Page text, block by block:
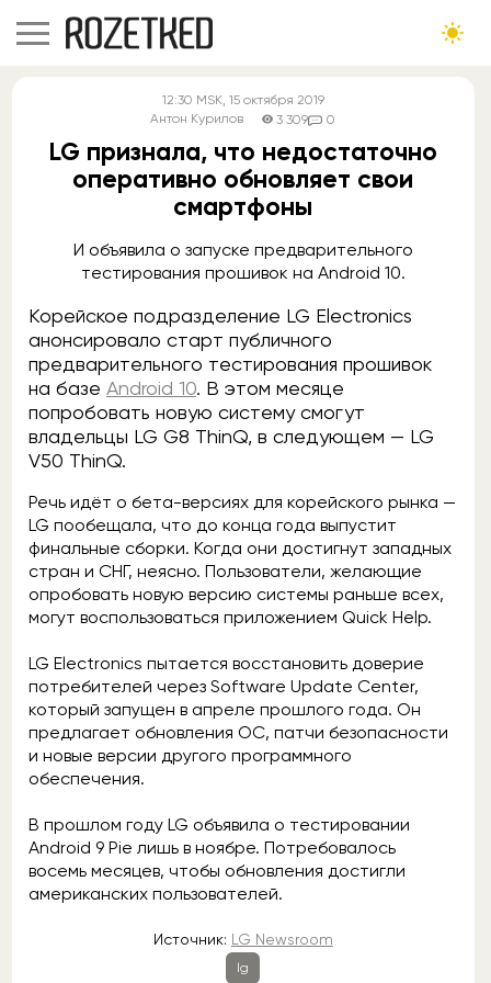
12:30 MSK, 15 октября 2019
Антон Курилов
3 309 0
LG признала, что недостаточно
оперативно обновляет свои
смартфоны
И объявила о запуске предварительного
тестирования прошивок на Android 10.
Корейское подразделение LG Electronics
анонсировало старт публичного
предварительного тестирования прошивок
на базе Android 10. В этом месяце
попробовать новую систему смогут
владельцы LG G8 ThinQ, в следующем — LG
V50 ThinQ.
Речь идёт о бета-версиях для корейского рынка —
LG пообещала, что до конца года выпустит
финальные сборки. Когда они достигнут западных
стран и СНГ, неясно. Пользователи, желающие
опробовать новую версию системы раньше всех,
могут воспользоваться приложением Quick Help.
LG Electronics пытается восстановить доверие
потребителей через Software Update Center,
который запущен в апреле прошлого года. Он
предлагает обновления ОС, патчи безопасности
и новые версии другого программного
обеспечения.
В прошлом году LG объявила о тестировании
Android 9 Pie лишь в ноябре. Потребовалось
восемь месяцев, чтобы обновления достигли
американских пользователей.
Источник: LG Newsroom
lg